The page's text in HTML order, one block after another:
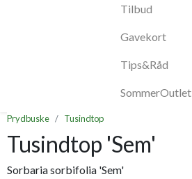
Tilbud
Gavekort
Tips&Råd
SommerOutlet
Prydbuske Tusindtop
Tusindtop 'Sem'
Sorbaria sorbifolia 'Sem'